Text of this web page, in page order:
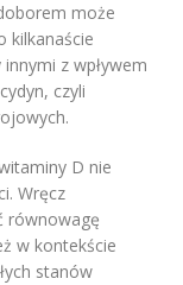
może
kilkanaście
z wpływem
czyli
D nie
Wręcz
równowagę
w kontekście
stanów